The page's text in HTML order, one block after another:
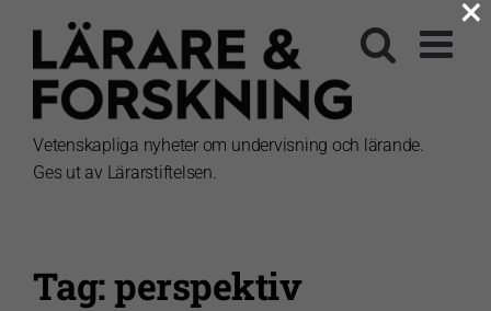
innehållet
Vetenskapliga nyheter om undervisning och lärande.
Ges ut av Lärarstiftelsen.
Tag: perspektiv